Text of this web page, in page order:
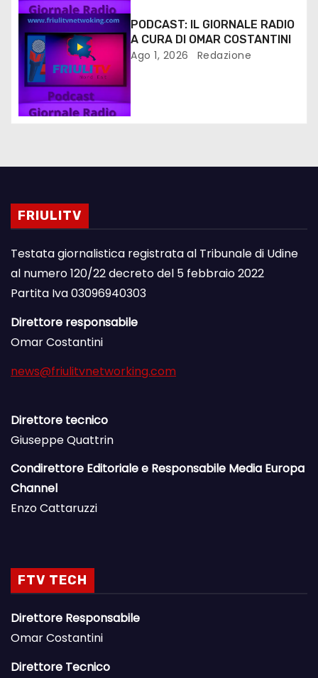
PODCAST: IL GIORNALE RADIO
A CURA DI OMAR COSTANTINI
Ago 1, 2026 Redazione
FRIULITV
Testata giornalistica registrata al Tribunale di Udine
al numero 120/22 decreto del 5 febbraio 2022
Partita Iva 03096940303
Direttore responsabile
Omar Costantini
news@friulitvnetworking.com
Direttore tecnico
Giuseppe Quattrin
Condirettore Editoriale e Responsabile Media Europa
Channel
Enzo Cattaruzzi
FTV TECH
Direttore Responsabile
Omar Costantini
Direttore Tecnico